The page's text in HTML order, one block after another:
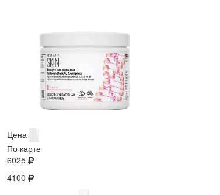
Цена
По карте
6025
4100